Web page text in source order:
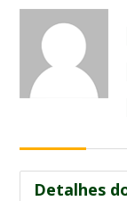
Detalhes